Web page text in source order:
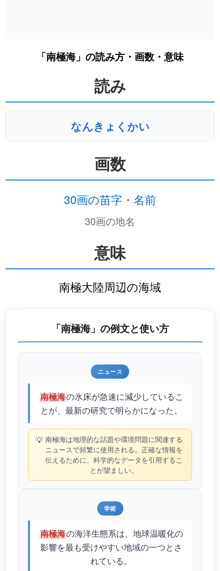
「南極海」の読み方・画数・意味
読み
なんきょくかい
画数
30画の苗字・名前
30画の地名
意味
南極大陸周辺の海域
「南極海」の例文と使い方
ニュース
南極海の氷床が急速に減少しているこ
とが、最新の研究で明らかになった。
💡 南極海は地理的な話題や環境問題に関連する
ニュースで頻繁に使用される。正確な情報を
伝えるために、科学的なデータを引用するこ
とが望ましい。
学術
南極海の海洋生態系は、地球温暖化の
影響を最も受けやすい地域の一つとさ
れている。